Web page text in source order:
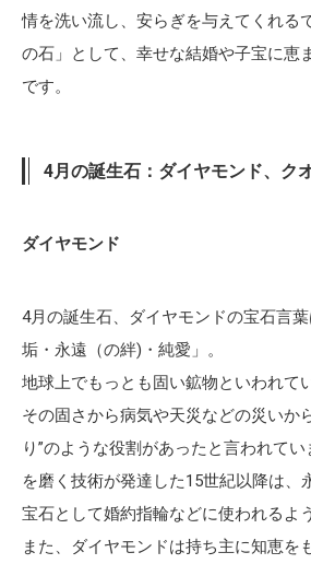
情を洗い流し、安らぎを与えてくれる
の石」として、幸せな結婚や子宝に恵
です。
4月の誕生石：ダイヤモンド、ク
ダイヤモンド
4月の誕生石、ダイヤモンドの宝石言
垢・永遠（の絆)・純愛」。
地球上でもっとも固い鉱物といわれて
その固さから病気や天災などの災いか
り”のような役割があったと言われて
を磨く技術が発達した15世紀以降は、
宝石として婚約指輪などに使われるよ
また、ダイヤモンドは持ち主に知恵を